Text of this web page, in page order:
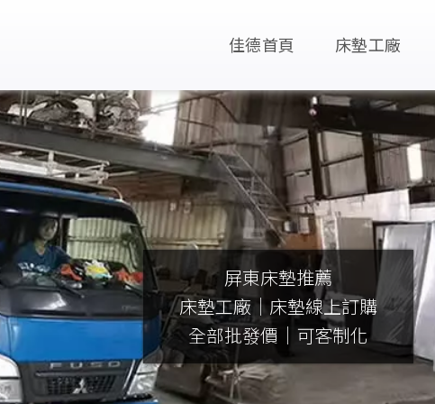
佳德首頁 床墊工廠
屏東床墊推薦
床墊工廠｜床墊線上訂購
全部批發價｜可客制化